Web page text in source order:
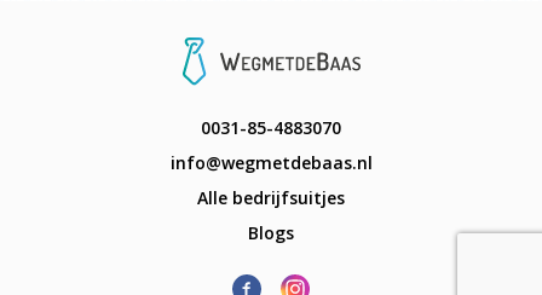
0031-85-4883070
info@wegmetdebaas.nl
Alle bedrijfsuitjes
Blogs